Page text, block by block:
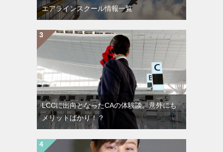
エアラインスクール情報一覧
LCCに出向となったCAの体験談。意外にも
メリットばかり！？